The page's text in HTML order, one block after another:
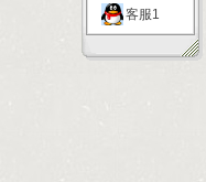
客服1